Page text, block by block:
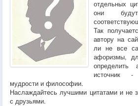
отдельных
они
Так
автору на
ли не все
афоризмы,
определить
источник -
мудрости и философии.
Наслаждайтесь лучшими цитатами и не
с друзьями.